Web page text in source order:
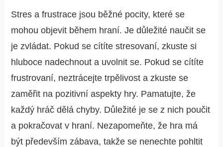
Stres a frustrace jsou běžné pocity, které se
mohou objevit během hraní. Je důležité naučit se
je zvládat. Pokud se cítíte stresovaní, zkuste si
hluboce nadechnout a uvolnit se. Pokud se cítíte
frustrovaní, neztrácejte trpělivost a zkuste se
zaměřit na pozitivní aspekty hry. Pamatujte, že
každý hráč dělá chyby. Důležité je se z nich poučit
a pokračovat v hraní. Nezapomeňte, že hra má
být především zábava, takže se nenechte pohltit